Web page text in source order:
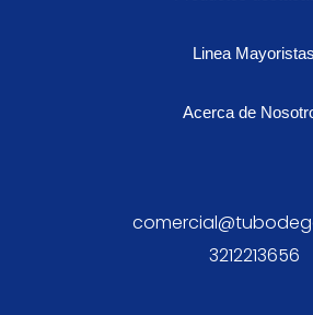
Linea Mayoristas
Acerca de
3212213656